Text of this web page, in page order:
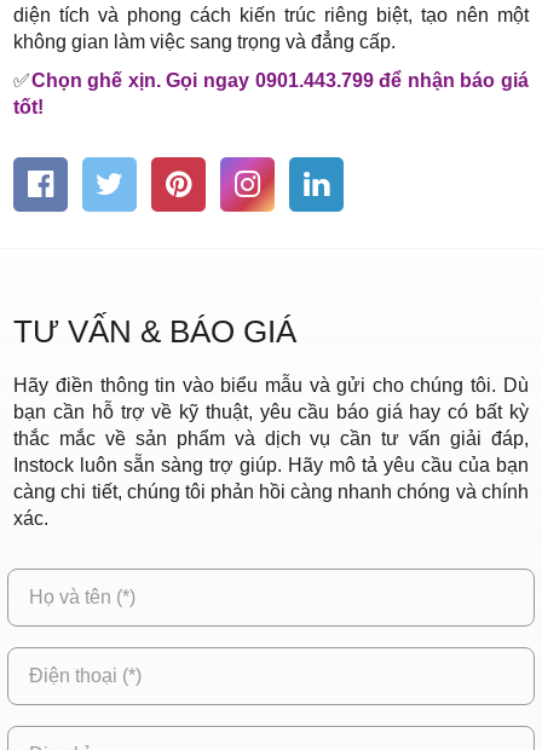
diện tích và phong cách kiến trúc riêng biệt, tạo nên một
không gian làm việc sang trọng và đẳng cấp.
✅Chọn ghế xịn. Gọi ngay 0901.443.799 để nhận báo giá
tốt!
TƯ VẤN & BÁO GIÁ
Hãy điền thông tin vào biểu mẫu và gửi cho chúng tôi. Dù
bạn cần hỗ trợ về kỹ thuật, yêu cầu báo giá hay có bất kỳ
thắc mắc về sản phẩm và dịch vụ cần tư vấn giải đáp,
Instock luôn sẵn sàng trợ giúp. Hãy mô tả yêu cầu của bạn
càng chi tiết, chúng tôi phản hồi càng nhanh chóng và chính
xác.